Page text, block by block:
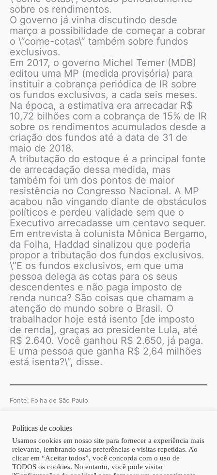
sobre os rendimentos.
O governo já vinha discutindo desde
março a possibilidade de começar a cobrar
o \”come-cotas\” também sobre fundos
exclusivos.
Em 2017, o governo Michel Temer (MDB)
editou uma MP (medida provisória) para
instituir a cobrança periódica de IR sobre
os fundos exclusivos, a cada seis meses.
Na época, a estimativa era arrecadar R$
10,72 bilhões com a cobrança de 15% de IR
sobre os rendimentos acumulados desde a
criação dos fundos até a data de 31 de
maio de 2018.
A tributação do estoque é a principal fonte
de arrecadação dessa medida, mas
também foi um dos pontos de maior
resistência no Congresso Nacional. A MP
acabou não vingando diante de obstáculos
políticos e perdeu validade sem que o
Executivo arrecadasse um centavo sequer.
Em entrevista à colunista Mônica Bergamo,
da Folha, Haddad sinalizou que poderia
propor a tributação dos fundos exclusivos.
\”E os fundos exclusivos, em que uma
pessoa delega as cotas para os seus
descendentes e não paga imposto de
renda nunca? São coisas que chamam a
atenção do mundo sobre o Brasil. O
trabalhador hoje está isento [de imposto
de renda], graças ao presidente Lula, até
R$ 2.640. Você ganhou R$ 2.650, já paga.
E uma pessoa que ganha R$ 2,64 milhões
está isenta?\”, disse.
Fonte: Folha de São Paulo
Copyright © 2026 | Homero Costa Advogados
Políticas de cookies
Usamos cookies em nosso site para fornecer a experiência mais
relevante, lembrando suas preferências e visitas repetidas. Ao
clicar em “Aceitar todos”, você concorda com o uso de
TODOS os cookies. No entanto, você pode visitar